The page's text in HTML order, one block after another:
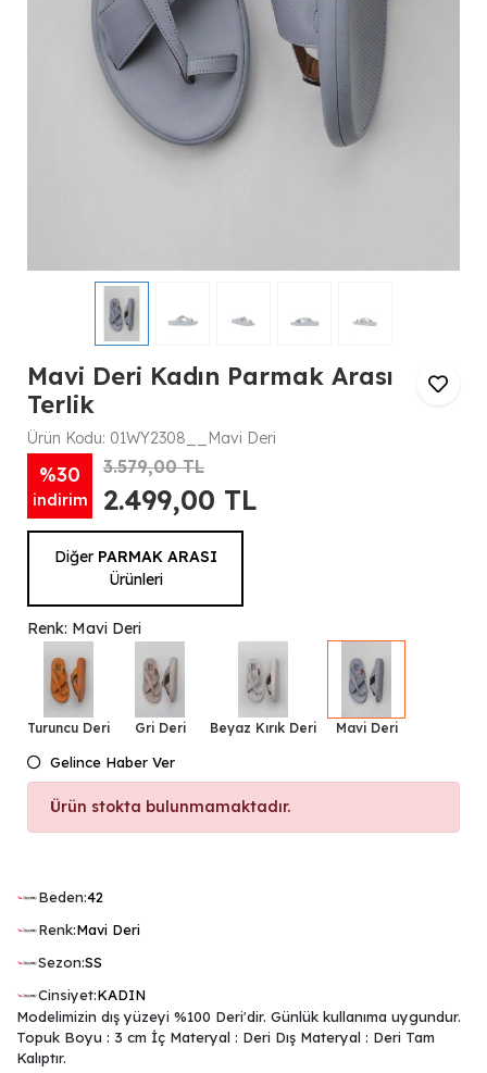
Mavi Deri Kadın Parmak Arası
Terlik
Ürün Kodu: 01WY2308__Mavi Deri
%30
indirim
3.579,00 TL
2.499,00 TL
Diğer PARMAK ARASI
Ürünleri
Renk: Mavi Deri
Turuncu Deri Gri Deri Beyaz Kırık Deri Mavi Deri
Gelince Haber Ver
Ürün stokta bulunmamaktadır.
Beden:42
Renk:Mavi Deri
Sezon:SS
Cinsiyet:KADIN
Modelimizin dış yüzeyi %100 Deri'dir. Günlük kullanıma uygundur.
Topuk Boyu : 3 cm İç Materyal : Deri Dış Materyal : Deri Tam
Kalıptır.